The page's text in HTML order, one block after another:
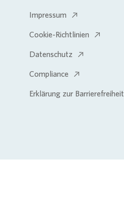
Impressum
Cookie-Richtlinien
Datenschutz
Compliance
Erklärung zur Barrierefreiheit